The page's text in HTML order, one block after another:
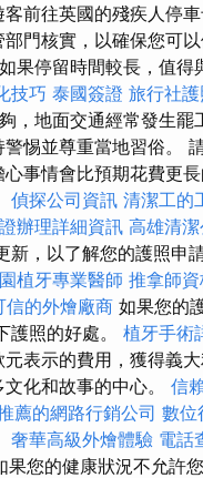
前往英國的殘疾人停車
門核實，以確保您可
如果停留時間較長，值得
技巧 泰國簽證 旅行社
，地面交通經常發生罷
惕並尊重當地習俗。
事情會比預期花費更
偵探公司資訊 清潔工的
辦理詳細資訊 高雄清
新，以了解您的護照申
植牙專業醫師 推拿師
信的外燴廠商 如果您的
護照的好處。 植牙手術
表示的費用，獲得義
化和故事的中心。 信
薦的網路行銷公司 數位
奢華高級外燴體驗 電話
果您的健康狀況不允許